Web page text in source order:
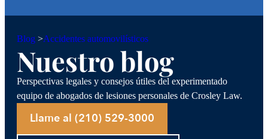
Blog >Accidentes automovilísticos
Nuestro blog
Perspectivas legales y consejos útiles del experimentado
equipo de abogados de lesiones personales de Crosley Law.
Llame al (210) 529-3000